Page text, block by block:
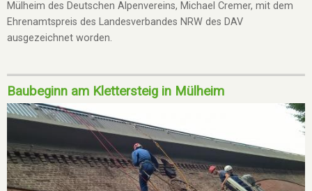
Mülheim des Deutschen Alpenvereins, Michael Cremer, mit dem
Ehrenamtspreis des Landesverbandes NRW des DAV
ausgezeichnet worden.
Baubeginn am Klettersteig in Mülheim